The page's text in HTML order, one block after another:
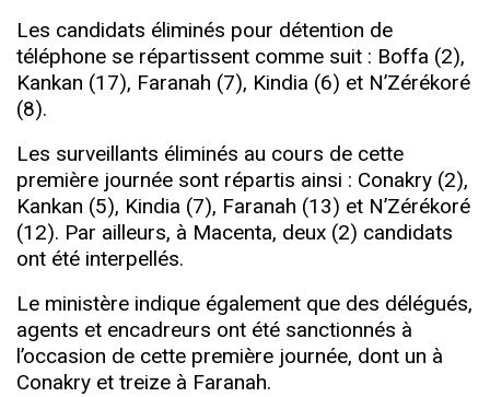
Les candidats éliminés pour détention de
téléphone se répartissent comme suit : Boffa (2),
Kankan (17), Faranah (7), Kindia (6) et N’Zérékoré
(8).
Les surveillants éliminés au cours de cette
première journée sont répartis ainsi : Conakry (2),
Kankan (5), Kindia (7), Faranah (13) et N’Zérékoré
(12). Par ailleurs, à Macenta, deux (2) candidats
ont été interpellés.
Le ministère indique également que des délégués,
agents et encadreurs ont été sanctionnés à
l’occasion de cette première journée, dont un à
Conakry et treize à Faranah.